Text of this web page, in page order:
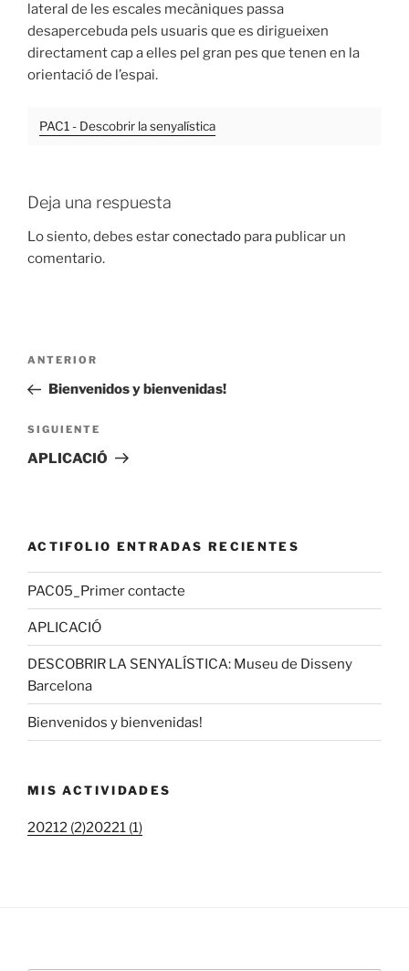
lateral de les escales mecàniques passa
desapercebuda pels usuaris que es dirigueixen
directament cap a elles pel gran pes que tenen en la
orientació de l’espai.
PAC1 - Descobrir la senyalística
Deja una respuesta
Lo siento, debes estarconectado para publicar un
comentario.
Navegación
entradas
Entrada
anterior:
ANTERIOR
Bienvenidos y bienvenidas!
Siguiente
entrada
SIGUIENTE
APLICACIÓ
ACTIFOLIO ENTRADAS RECIENTES
PAC05_Primer contacte
APLICACIÓ
DESCOBRIR LA SENYALÍSTICA: Museu de Disseny
Barcelona
Bienvenidos y bienvenidas!
MIS ACTIVIDADES
20212 (2)20221 (1)